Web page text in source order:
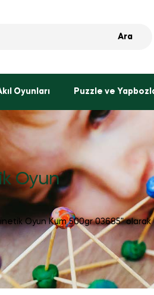
Ara
Oyunları Puzzle ve
Oyun
Oyun Kum 500gr 03685”